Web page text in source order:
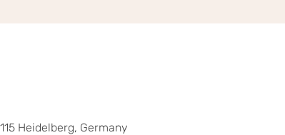
Heidelberg, Germany